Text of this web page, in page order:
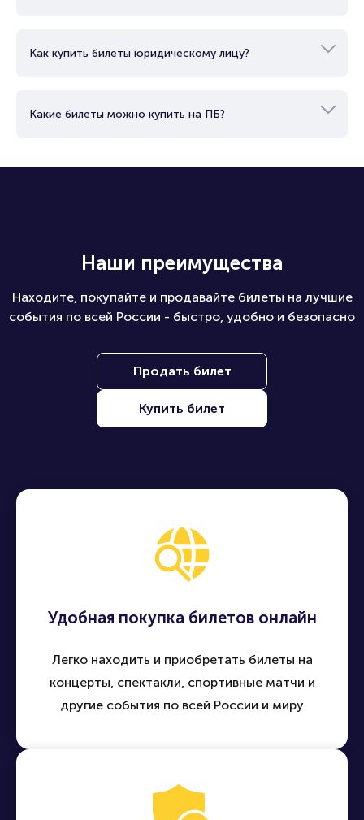
Как купить билеты юридическому лицу?
Какие билеты можно купить на ПБ?
Наши преимущества
Находите, покупайте и продавайте билеты на лучшие
события по всей России - быстро, удобно и безопасно
Продать билет
Купить билет
Удобная покупка билетов онлайн
Легко находить и приобретать билеты на
концерты, спектакли, спортивные матчи и
другие события по всей России и миру